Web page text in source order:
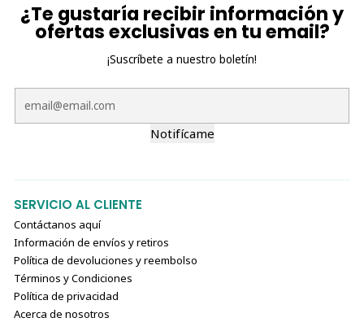
¿Te gustaría recibir información y
ofertas exclusivas en tu email?
¡Suscríbete a nuestro boletín!
Notifícame
SERVICIO AL CLIENTE
Contáctanos aquí
Información de envíos y retiros
Política de devoluciones y reembolso
Términos y Condiciones
Política de privacidad
Acerca de nosotros